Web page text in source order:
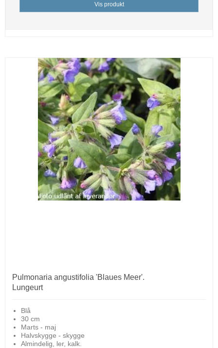
Vis produkt
Pulmonaria angustifolia 'Blaues Meer'.
Lungeurt
Blå
30 cm
Marts - maj
Halvskygge - skygge
Almindelig, ler, kalk.